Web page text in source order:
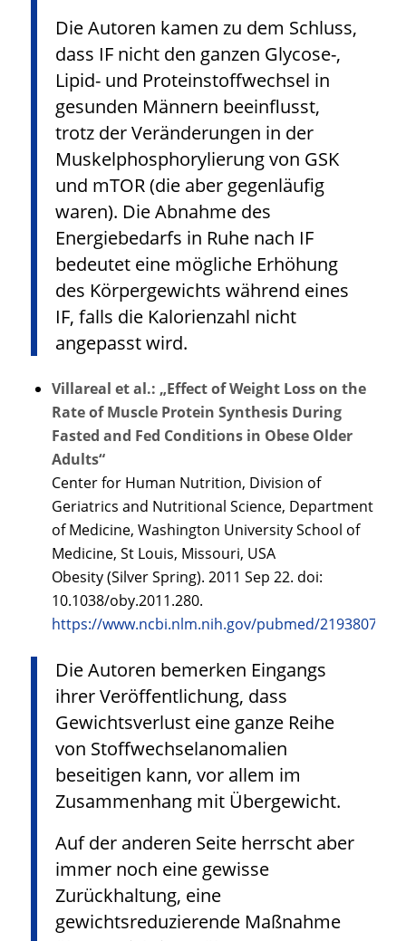
Die Autoren kamen zu dem Schluss,
dass IF nicht den ganzen Glycose-,
Lipid- und Proteinstoffwechsel in
gesunden Männern beeinflusst,
trotz der Veränderungen in der
Muskelphosphorylierung von GSK
und mTOR (die aber gegenläufig
waren). Die Abnahme des
Energiebedarfs in Ruhe nach IF
bedeutet eine mögliche Erhöhung
des Körpergewichts während eines
IF, falls die Kalorienzahl nicht
angepasst wird.
Villareal et al.: „Effect of Weight Loss on the
Rate of Muscle Protein Synthesis During
Fasted and Fed Conditions in Obese Older
Adults“
Center for Human Nutrition, Division of
Geriatrics and Nutritional Science, Department
of Medicine, Washington University School of
Medicine, St Louis, Missouri, USA
Obesity (Silver Spring). 2011 Sep 22. doi:
10.1038/oby.2011.280.
https://www.ncbi.nlm.nih.gov/pubmed/21938075
Die Autoren bemerken Eingangs
ihrer Veröffentlichung, dass
Gewichtsverlust eine ganze Reihe
von Stoffwechselanomalien
beseitigen kann, vor allem im
Zusammenhang mit Übergewicht.
Auf der anderen Seite herrscht aber
immer noch eine gewisse
Zurückhaltung, eine
gewichtsreduzierende Maßnahme